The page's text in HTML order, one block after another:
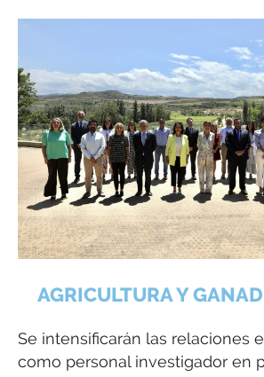
AGRICULTURA Y
Se intensificarán las relaciones
como personal investigador en